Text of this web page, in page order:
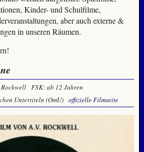
Kinder- und Schulfilme,
aber auch externe &
in unseren Räumen.
Rockwell
FSK: ab 12 Jahren
Untertiteln (OmU) offizielle Filmseite